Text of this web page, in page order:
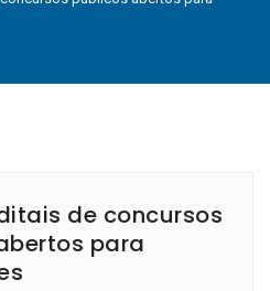
de concursos
para